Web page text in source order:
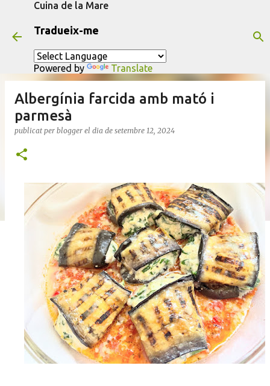
Cuina de la Mare
Tradueix-me
Powered by Translate
Albergínia farcida amb mató i
parmesà
publicat per blogger el dia de setembre 12, 2024